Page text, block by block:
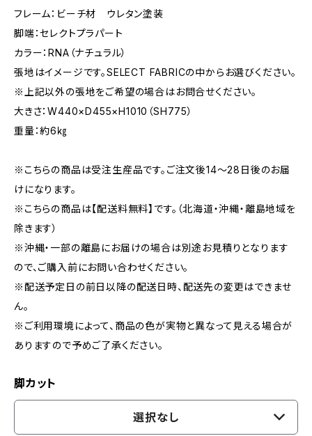
フレーム：ビーチ材 ウレタン塗装
脚端：セレクトプラパート
カラー：RNA（ナチュラル）
張地はイメージです。SELECT FABRICの中からお選びください。
※上記以外の張地をご希望の場合はお問合せください。
大きさ：W440×D455×H1010（SH775）
重量：約6㎏
※こちらの商品は受注生産品です。ご注文後14～28日後のお届
けになります。
※こちらの商品は【配送料無料】です。（北海道・沖縄・離島地域を
除きます）
※沖縄・一部の離島にお届けの場合は別途お見積りとなります
ので、ご購入前にお問い合わせください。
※配送予定日の前日以降の配送日時、配送先の変更はできませ
ん。
※ご利用環境によって、商品の色が実物と異なって見える場合が
ありますので予めご了承ください。
脚カット
選択なし